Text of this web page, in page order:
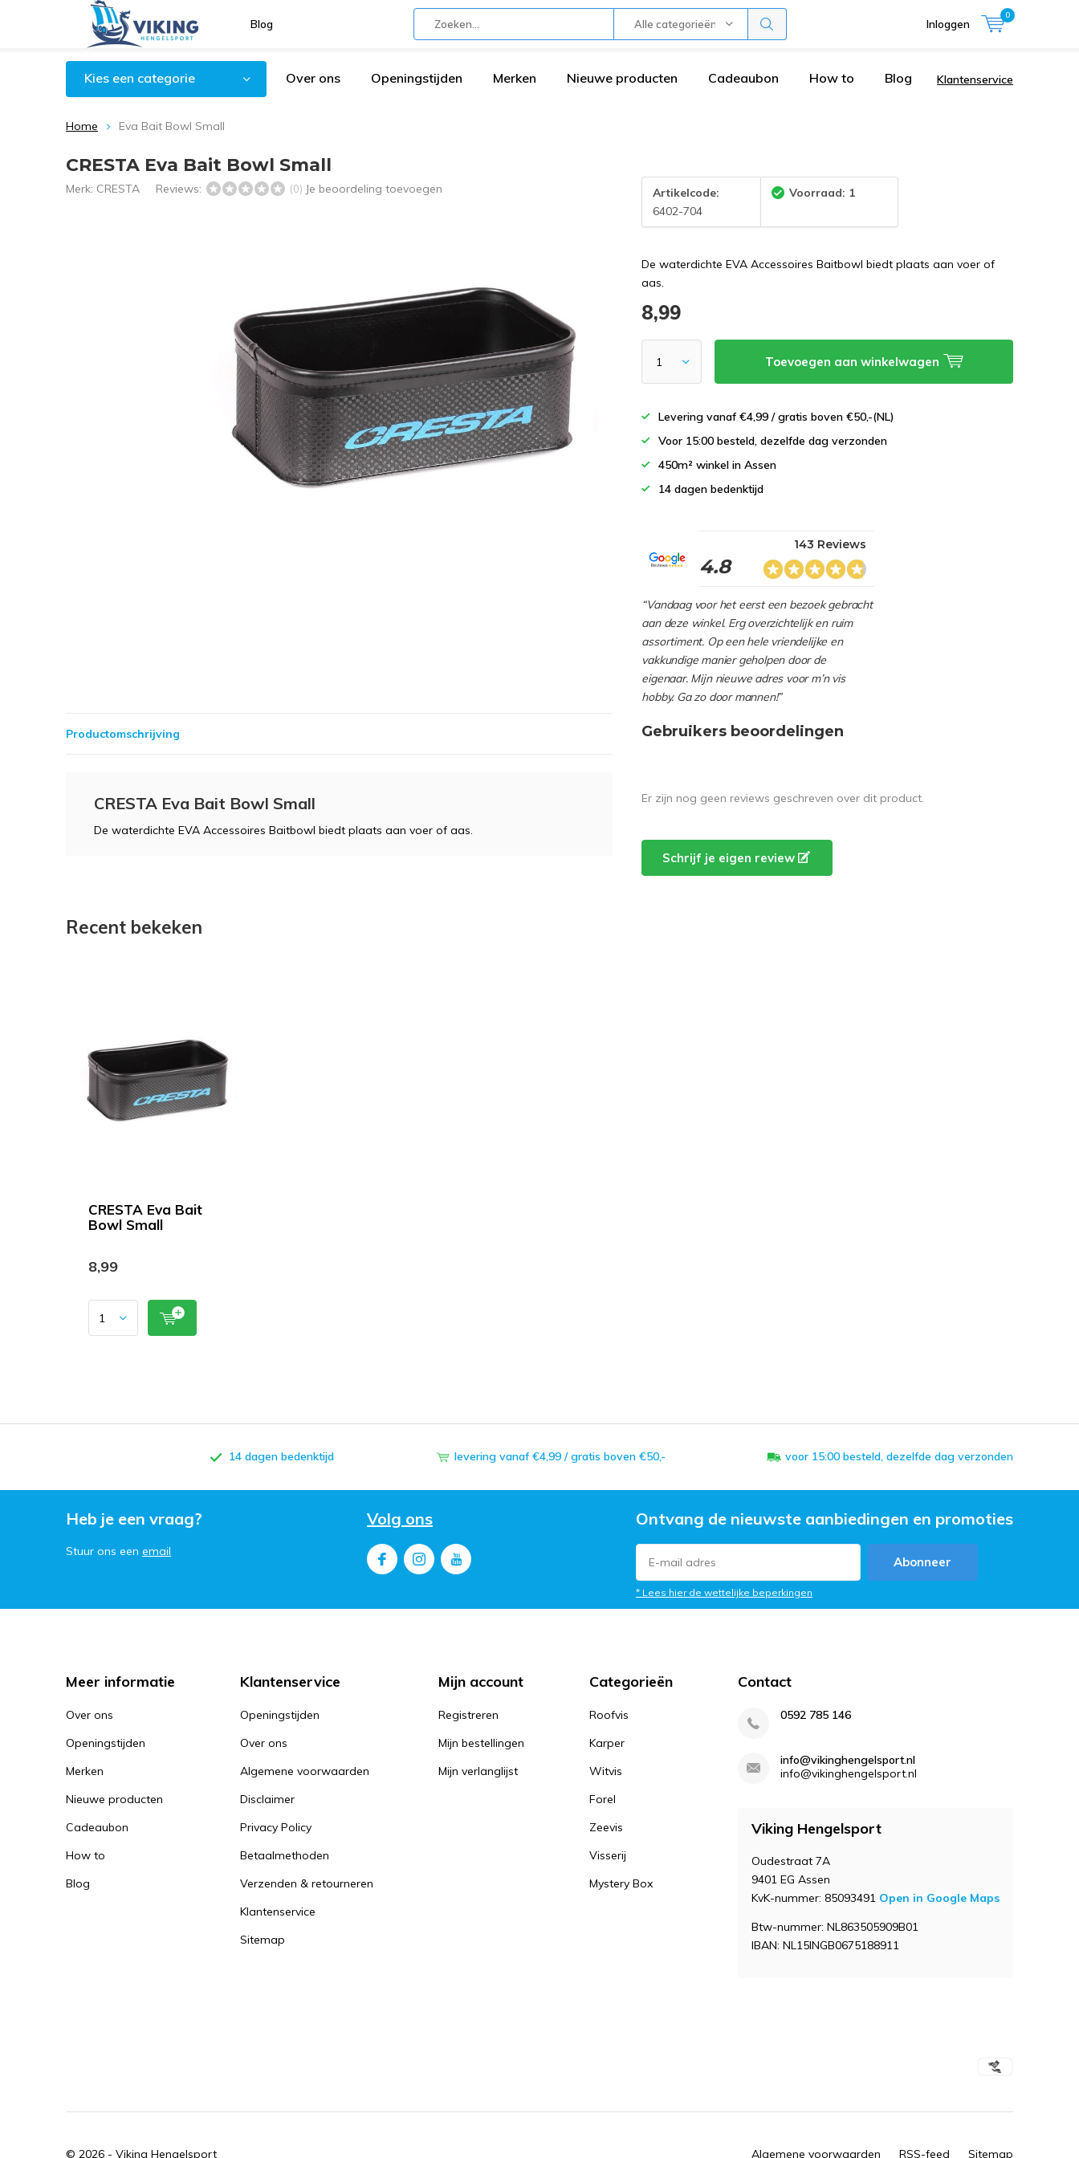
Blog Alle categorieën Inloggen
0
Kies een categorie Over ons Openingstijden Merken Nieuwe producten Cadeaubon How to Blog Klantenservice
Home Eva Bait Bowl Small
CRESTA Eva Bait Bowl Small
Merk: CRESTA Reviews: (0) Je beoordeling toevoegen
Artikelcode:
6402-704
Voorraad: 1
De waterdichte EVA Accessoires Baitbowl biedt plaats aan voer of
aas.
8,99
Toevoegen aan winkelwagen
Levering vanaf €4,99 / gratis boven €50,-(NL)
Voor 15:00 besteld, dezelfde dag verzonden
450m² winkel in Assen
14 dagen bedenktijd
4.8
143 Reviews
“Vandaag voor het eerst een bezoek gebracht
aan deze winkel. Erg overzichtelijk en ruim
assortiment. Op een hele vriendelijke en
vakkundige manier geholpen door de
eigenaar. Mijn nieuwe adres voor m’n vis
hobby. Ga zo door mannen!”
Productomschrijving
CRESTA Eva Bait Bowl Small
De waterdichte EVA Accessoires Baitbowl biedt plaats aan voer of aas.
Gebruikers beoordelingen
Er zijn nog geen reviews geschreven over dit product.
Schrijf je eigen review
Recent bekeken
CRESTA Eva Bait
Bowl Small
8,99
14 dagen bedenktijd levering vanaf €4,99 / gratis boven €50,- voor 15:00 besteld, dezelfde dag verzonden
Heb je een vraag?
Stuur ons een email
Volg ons Ontvang de nieuwste aanbiedingen en promoties
Abonneer
* Lees hier de wettelijke beperkingen
Meer informatie
Over ons
Openingstijden
Merken
Nieuwe producten
Cadeaubon
How to
Blog
Klantenservice
Openingstijden
Over ons
Algemene voorwaarden
Disclaimer
Privacy Policy
Betaalmethoden
Verzenden & retourneren
Klantenservice
Sitemap
Mijn account
Registreren
Mijn bestellingen
Mijn verlanglijst
Categorieën
Roofvis
Karper
Witvis
Forel
Zeevis
Visserij
Mystery Box
Contact
0592 785 146
info@vikinghengelsport.nl
info@vikinghengelsport.nl
Viking Hengelsport
Oudestraat 7A
9401 EG Assen
KvK-nummer: 85093491 Open in Google Maps
Btw-nummer: NL863505909B01
IBAN: NL15INGB0675188911
© 2026 - Viking Hengelsport Algemene voorwaarden RSS-feed Sitemap